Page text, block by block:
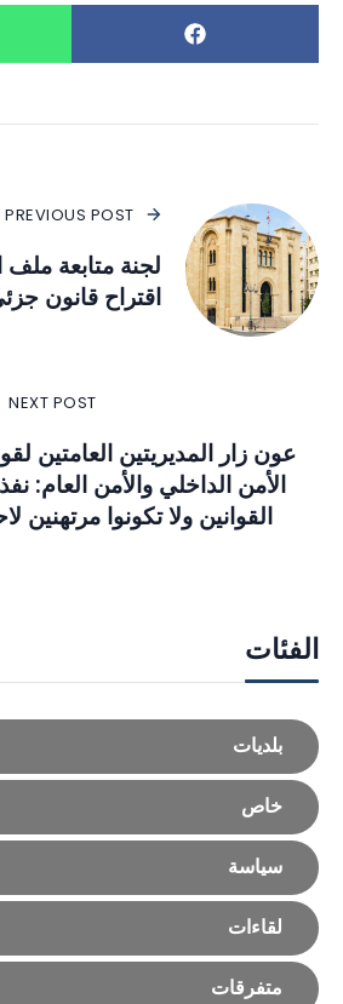
PREVIOUS POST
لجنة متابعة ملف
اقتراح قانون
NEXT POST
عون زار المديريتين العامتين
الأمن الداخلي والأمن العام:
القوانين ولا تكونوا مرتهنين
الفئات
بلديات
خاص
سياسة
لقاءات
متفرقات